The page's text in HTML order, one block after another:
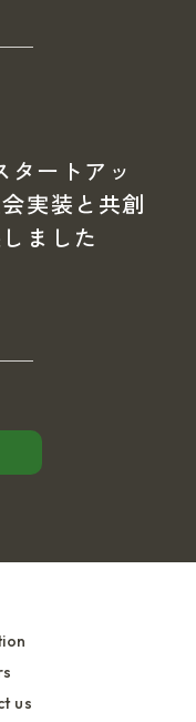
タートアッ
実装と共創
ました
us